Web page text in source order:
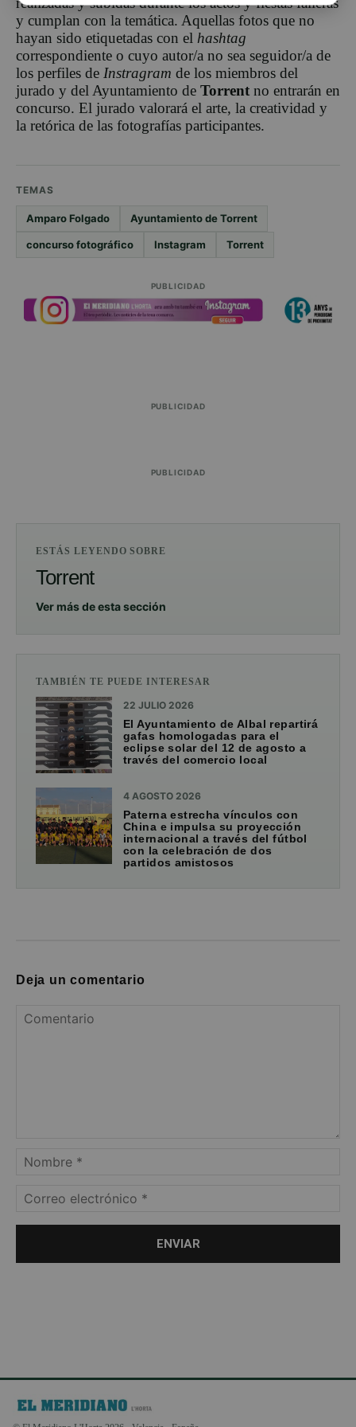
y cumplan con la temática. Aquellas fotos que no
hayan sido etiquetadas con el hashtag
correspondiente o cuyo autor/a no sea seguidor/a de
los perfiles de Instragram de los miembros del
jurado y del Ayuntamiento de Torrent no entrarán en
concurso. El jurado valorará el arte, la creatividad y
la retórica de las fotografías participantes.
TEMAS
Amparo Folgado Ayuntamiento de Torrent
concurso fotográfico Instagram Torrent
PUBLICIDAD
PUBLICIDAD
PUBLICIDAD
ESTÁS LEYENDO SOBRE
Torrent
Ver más de esta sección
TAMBIÉN TE PUEDE INTERESAR
22 JULIO 2026
El Ayuntamiento de Albal repartirá
gafas homologadas para el
eclipse solar del 12 de agosto a
través del comercio local
4 AGOSTO 2026
Paterna estrecha vínculos con
China e impulsa su proyección
internacional a través del fútbol
con la celebración de dos
partidos amistosos
Deja un comentario